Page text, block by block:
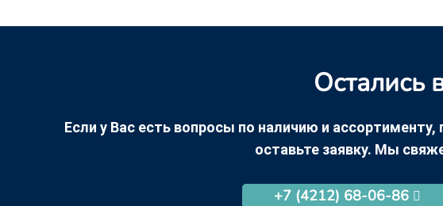
Остались
Если у Вас есть вопросы по наличию и
оставьте заявку. Мы
+7 (4212) 68-06-86